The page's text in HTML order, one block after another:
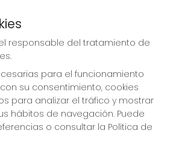
te desea Mucha Suerte!
el responsable del tratamiento de
para el funcionamiento
su consentimiento, cookies
para analizar el tráfico y mostrar
hábitos de navegación. Puede
o consultar la Política de